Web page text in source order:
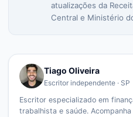
atualizações da
Central e Ministério
Tiago Oliveira
Escritor independente · SP
Escritor especializado em
trabalhista e saúde.